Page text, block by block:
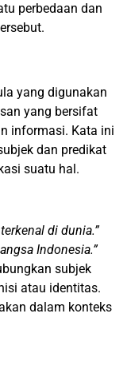
perbedaan dan
yang digunakan
yang bersifat
informasi. Kata ini
dan predikat
suatu hal.
di dunia.”
Indonesia.”
subjek
atau identitas.
dalam konteks